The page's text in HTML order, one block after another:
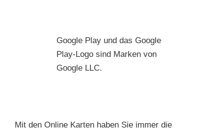
Google Play und das Google
Play-Logo sind Marken von
Google LLC.
Mit den Online Karten haben Sie immer die